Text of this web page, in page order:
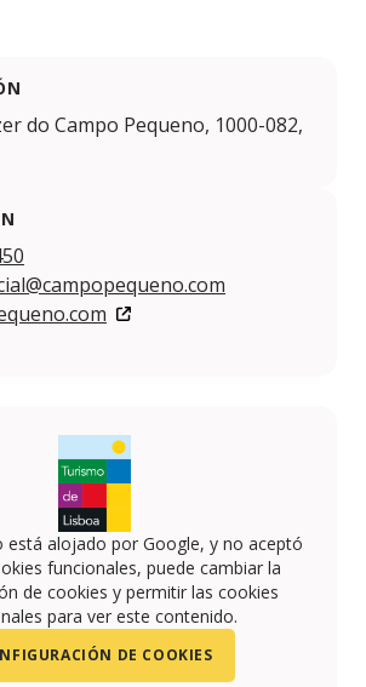
do Campo Pequeno, 1000-082,
está alojado por Google, y no aceptó
funcionales, puede cambiar la
de cookies y permitir las cookies
para ver este contenido.
DE COOKIES